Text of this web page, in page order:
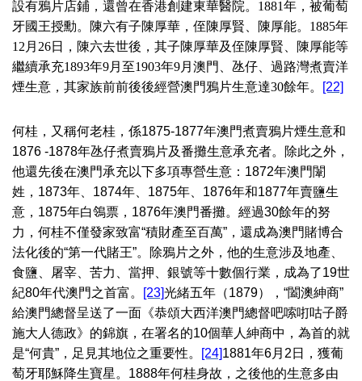
設有鴉片店鋪，還曾在香港創建東華醫院。 1881年，被葡萄
牙國王授勳。陳六有子陳厚華，侄陳厚賢、陳厚能。 1885年
12 月 26日，陳六去世後，其子陳厚華及侄陳厚賢、陳厚能等
繼續承充1893年9月至1903年9月澳門、氹仔、過路灣煮賣洋
煙生意，其家族前前後後經營澳門鴉片生意達30餘年。 [22]
何桂，又稱何老桂，係1875-1877年澳門煮賣鴉片煙生意和
1876 -1878年氹仔煮賣鴉片及番攤生意承充者。除此之外，
他還先後在澳門承充以下多項專營生意：1872年澳門闈
姓，1873年、1874年、1875年、1876年和1877年賣鹽生
意，1875年白鴒票，1876年澳門番攤。經過30餘年的努
力，何桂不僅發家致富“積財產至百萬”，還成為澳門賭博合
法化後的“第一代賭王”。除鴉片之外，他的生意涉及地產、
食鹽、屠宰、苦力、當押、銀號等十數個行業，成為了19世
紀80年代澳門之首富。
[23]光緒五年（1879），“闔澳紳商”
給澳門總督呈送了一面《恭頌大西洋澳門總督吧嗦咑咕子爵
施大人德政》的錦旗，在署名的10個華人紳商中，為首的就
是“何貴”，足見其地位之重要性。
[24]1881年6月2日，獲葡
萄牙耶穌降生寶星。1888年何桂身故，之後他的生意多由